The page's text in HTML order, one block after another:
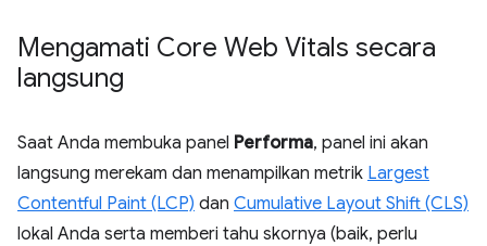
Mengamati Core Web Vitals secara
langsung
Saat Anda membuka panel Performa, panel ini akan
langsung merekam dan menampilkan metrik Largest
Contentful Paint (LCP) dan Cumulative Layout Shift (CLS)
lokal Anda serta memberi tahu skornya (baik, perlu